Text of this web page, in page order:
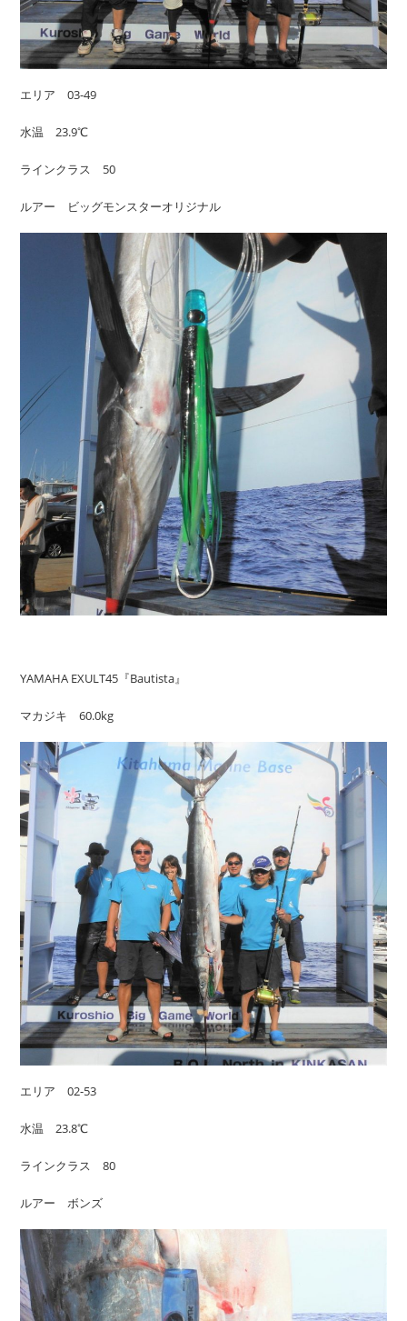
エリア 03-49
水温 23.9℃
ラインクラス 50
ルアー ビッグモンスターオリジナル
YAMAHA EXULT45『Bautista』
マカジキ 60.0kg
エリア 02-53
水温 23.8℃
ラインクラス 80
ルアー ボンズ